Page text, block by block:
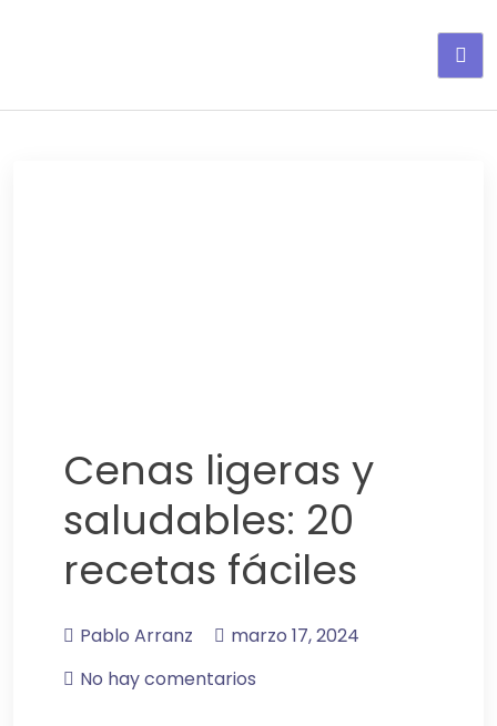
Cenas ligeras y
saludables: 20
recetas fáciles
Pablo Arranz
marzo 17, 2024
No hay comentarios